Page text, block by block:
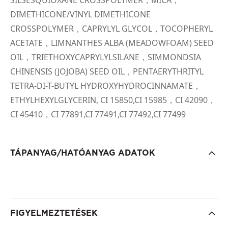
DIMETHICONE/VINYL DIMETHICONE
CROSSPOLYMER，CAPRYLYL GLYCOL，TOCOPHERYL
ACETATE，LIMNANTHES ALBA (MEADOWFOAM) SEED
OIL，TRIETHOXYCAPRYLYLSILANE，SIMMONDSIA
CHINENSIS (JOJOBA) SEED OIL，PENTAERYTHRITYL
TETRA-DI-T-BUTYL HYDROXYHYDROCINNAMATE，
ETHYLHEXYLGLYCERIN, CI 15850,CI 15985，CI 42090，
CI 45410，CI 77891,CI 77491,CI 77492,CI 77499
TÁPANYAG/HATÓANYAG ADATOK
FIGYELMEZTETÉSEK